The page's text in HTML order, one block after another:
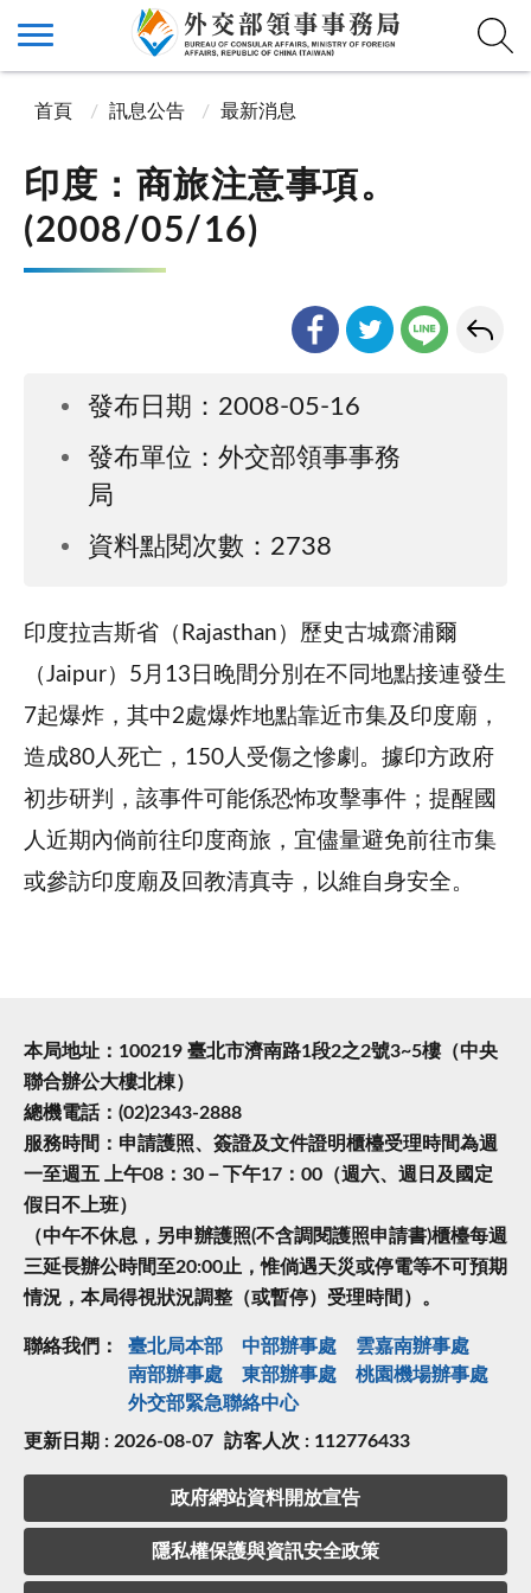
首頁 訊息公告 最新消息
印度：商旅注意事項。
(2008/05/16)
發布日期：2008-05-16
發布單位：外交部領事事務
局
資料點閱次數：2738
印度拉吉斯省（Rajasthan）歷史古城齋浦爾
（Jaipur）5月13日晚間分別在不同地點接連發生
7起爆炸，其中2處爆炸地點靠近市集及印度廟，
造成80人死亡，150人受傷之慘劇。據印方政府
初步研判，該事件可能係恐怖攻擊事件；提醒國
人近期內倘前往印度商旅，宜儘量避免前往市集
或參訪印度廟及回教清真寺，以維自身安全。
本局地址：100219 臺北市濟南路1段2之2號3~5樓（中央
聯合辦公大樓北棟）
總機電話：(02)2343-2888
服務時間：申請護照、簽證及文件證明櫃檯受理時間為週
一至週五 上午08：30－下午17：00（週六、週日及國定
假日不上班）
（中午不休息，另申辦護照(不含調閱護照申請書)櫃檯每週
三延長辦公時間至20:00止，惟倘遇天災或停電等不可預期
情況，本局得視狀況調整（或暫停）受理時間）。
聯絡我們： 臺北局本部 中部辦事處
雲嘉南辦事處
南部辦事處
東部辦事處
桃園機場辦事處
外交部緊急聯絡中⼼
更新日期 : 2026-08-07 訪客人次 : 112776433
政府網站資料開放宣告
隱私權保護與資訊安全政策